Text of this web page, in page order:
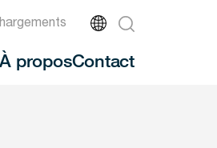
À proposContact